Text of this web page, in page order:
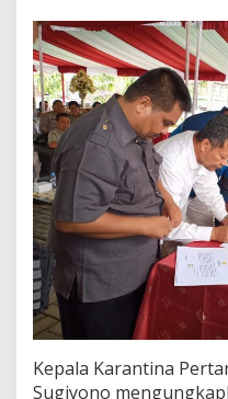
Kepala Karantina
Sugiyono